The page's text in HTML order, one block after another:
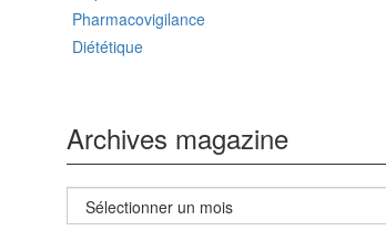
Pharmacovigilance
Diététique
Archives magazine
Archives
magazine